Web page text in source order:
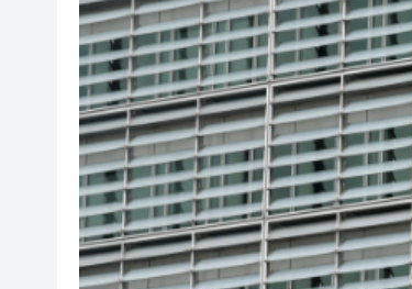
新西蘭少數議員竄台